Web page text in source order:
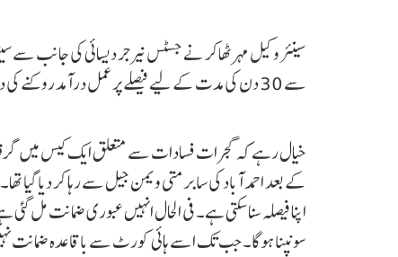
سینئر وکیل مہر ٹھاکر نے جسٹس نیرجر دیسائی کی جانب
سے 30 دن کی مدت کے لیے فیصلے پر عمل درآمد روکنے کی درخواست کی لیکن جسٹس دیسائی نے درخواست مسترد کر دی۔
خیال رہے کہ گجرات فسادات سے متعلق ایک کیس میں
کے بعد احمد آباد کی سابرمتی ویمن جیل سے رہا کر دیا
اپنا فیصلہ سنا سکتی ہے۔ فی الحال انہیں عبوری ضمانت مل
سونپنا ہوگا۔ جب تک اسے ہائی کورٹ سے باقاعدہ ضمانت